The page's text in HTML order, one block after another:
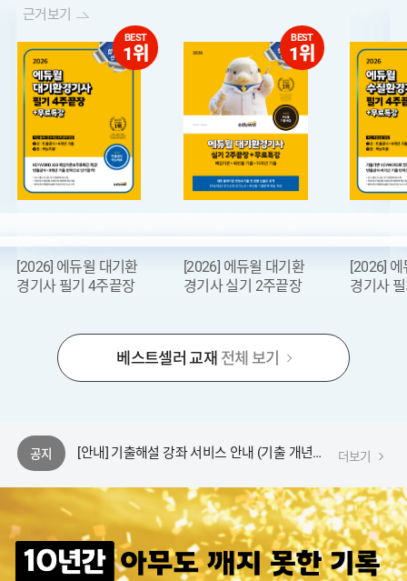
근거보기
BEST
1위
[2026] 에듀윌 대기환
경기사 필기 4주끝장
BEST
1위
[2026] 에듀윌 대기환
경기사 실기 2주끝장
[2026]
경기사
베스트셀러 교재 전체 보기
공지
[안내] 에듀윌 동영상 플레이어 변경 안내
[안내] 기출해설 강좌 서비스 안내 (기출 개년수 확대)
[공지] 2026년 국가기술자격 검정시행 공고(시험일정 안내)
[안내] 에듀윌 동영상 플레이어 변경 안내
[안내] 2026 대기/수질환경기사 필기 CBT 모의고사 문풀훈련소 응시 안내
더보기